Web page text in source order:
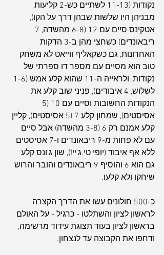
נקודות (11-13 לשתיים כש-2 קליעות
מבניהן היו שלשות שבהן דרך על הקו),
ריבאונדים) כשחצי מהן ב-3 הדקות
האחרונות, גם כשקאליף ווייאט לא משחק
טוב הוא מסיים עם מספר דו ספרתי של
לשלוש, 4 איבודים), פניני שוב קלע את
אסיסטים), שמחון קלע 7 (5 אסיסטים), קליין
קלע אמנם רק 6 (3-8 מהשדה) אבל סיים
עם לא פחות מ-9 ריבאונדים ו-7 אסיסטים
ללא אף איבוד (יופי טי.ג'יי!), שון ג'ונס קלע
גם הוא 6 והוסיף 9 ריבאונדים והובר והרוש
שיחקו ולא קלעו.
כ-500 חולונים עשו את הדרך הקצרה
לראשון לציון והשתלטו - כרגיל - על האולם
בראשון לציון בעוד תצוגת עידוד מרשימה,
ודחפו את הקבוצה עד לנצחון.